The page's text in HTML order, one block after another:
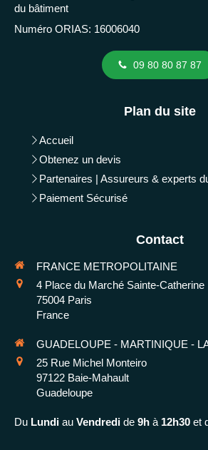
du bâtiment
Numéro ORIAS: 16006040
09 80 80 87 87
Plan du site
Accueil
Obtenez un devis
Partenaires | Assureurs & experts
Paiement Sécurisé
Contact
FRANCE METROPOLITAINE
4 Place du Marché Sainte-Catherine
75004 Paris
France
GUADELOUPE - MARTINIQUE -
25 Rue Michel Monteiro
97122 Baie-Mahault
Guadeloupe
Du Lundi au Vendredi de 9h à 12h30 et